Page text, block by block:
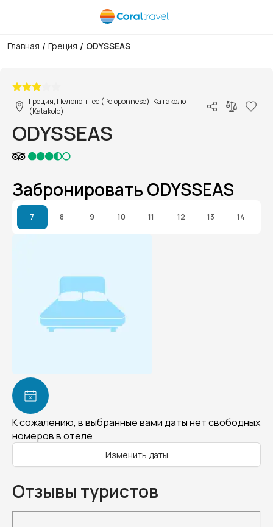
Главная / Греция / ODYSSEAS
Греция, Пелопоннес (Peloponnese), Катаколо
(Katakolo)
ODYSSEAS
Забронировать ODYSSEAS
7 8 9 10 11 12 13 14
К сожалению, в выбранные вами даты нет свободных
номеров в отеле
Изменить даты
Отзывы туристов